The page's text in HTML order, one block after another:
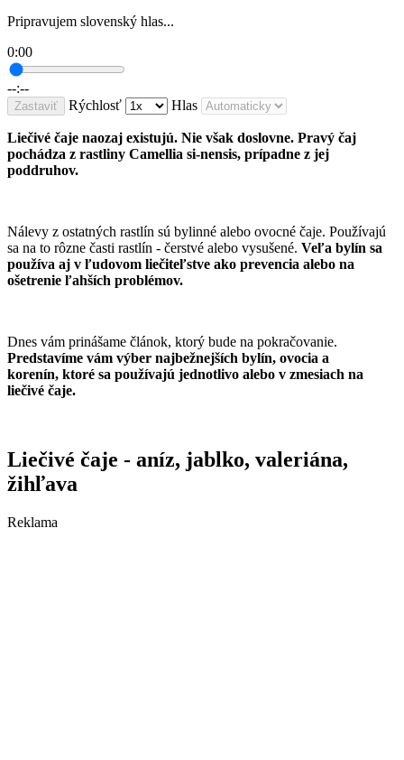
Pripravujem slovenský hlas...
0:00
--:--
Zastaviť Rýchlosť Hlas
Liečivé čaje naozaj existujú. Nie však doslovne. Pravý čaj
pochádza z rastliny Camellia si-nensis, prípadne z jej
poddruhov.
Nálevy z ostatných rastlín sú bylinné alebo ovocné čaje. Používajú
sa na to rôzne časti rastlín - čerstvé alebo vysušené. Veľa bylín sa
používa aj v ľudovom liečiteľstve ako prevencia alebo na
ošetrenie ľahších problémov.
Dnes vám prinášame článok, ktorý bude na pokračovanie.
Predstavíme vám výber najbežnejších bylín, ovocia a
korenín, ktoré sa používajú jednotlivo alebo v zmesiach na
liečivé čaje.
Liečivé čaje - aníz, jablko, valeriána,
žihľava
Reklama